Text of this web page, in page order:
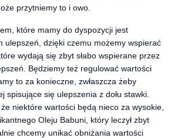
przytniemy to i owo.
które mamy do dyspozycji jest
ulepszeń, dzięki czemu możemy wspierać
wydają się zbyt słabo wspierane przez
Będziemy też regulować wartości
to za konieczne, zwłaszcza żeby
spisujące się ulepszenia z dołu stawki.
niektóre wartości będą nieco za wysokie,
Oleju Babuni, który leczył zbyt
chcemy unikać obniżania wartości